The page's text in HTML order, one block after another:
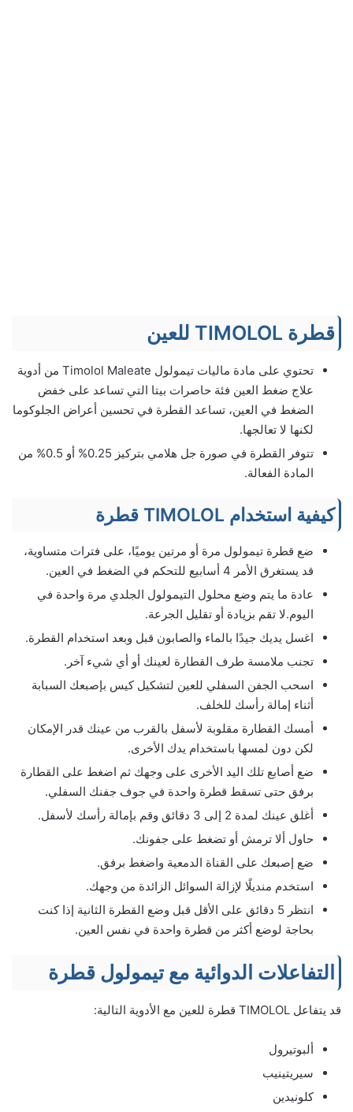
قطرة TIMOLOL للعين
تحتوي على مادة ماليات تيمولول Timolol Maleate من أدوية
علاج ضغط العين فئة حاصرات بيتا التي تساعد على خفض
الضغط في العين، تساعد القطرة في تحسين أعراض الجلوكوما
لكنها لا تعالجها.
تتوفر القطرة في صورة جل هلامي بتركيز 0.25% أو 0.5% من
المادة الفعالة.
كيفية استخدام TIMOLOL قطرة
ضع قطرة تيمولول مرة أو مرتين يوميًا، على فترات متساوية،
قد يستغرق الأمر 4 أسابيع للتحكم في الضغط في العين.
عادة ما يتم وضع محلول التيمولول الجلدي مرة واحدة في
اليوم.لا تقم بزيادة أو تقليل الجرعة.
اغسل يديك جيدًا بالماء والصابون قبل وبعد استخدام القطرة.
تجنب ملامسة طرف القطارة لعينك أو أي شيء آخر.
اسحب الجفن السفلي للعين لتشكيل كيس بإصبعك السبابة
أثناء إمالة رأسك للخلف.
أمسك القطارة مقلوبة لأسفل بالقرب من عينك قدر الإمكان
لكن دون لمسها باستخدام يدك الأخرى.
ضع أصابع تلك اليد الأخرى على وجهك ثم اضغط على القطارة
برفق حتى تسقط قطرة واحدة في جوف جفنك السفلي.
أغلق عينك لمدة 2 إلى 3 دقائق وقم بإمالة رأسك لأسفل.
حاول ألا ترمش أو تضغط على جفونك.
ضع إصبعك على القناة الدمعية واضغط برفق.
استخدم منديلًا لإزالة السوائل الزائدة من وجهك.
انتظر 5 دقائق على الأقل قبل وضع القطرة الثانية إذا كنت
بحاجة لوضع أكثر من قطرة واحدة في نفس العين.
التفاعلات الدوائية مع تيمولول قطرة
قد يتفاعل TIMOLOL قطرة للعين مع الأدوية التالية:
ألبوتيرول
سيريتينيب
كلونيدين